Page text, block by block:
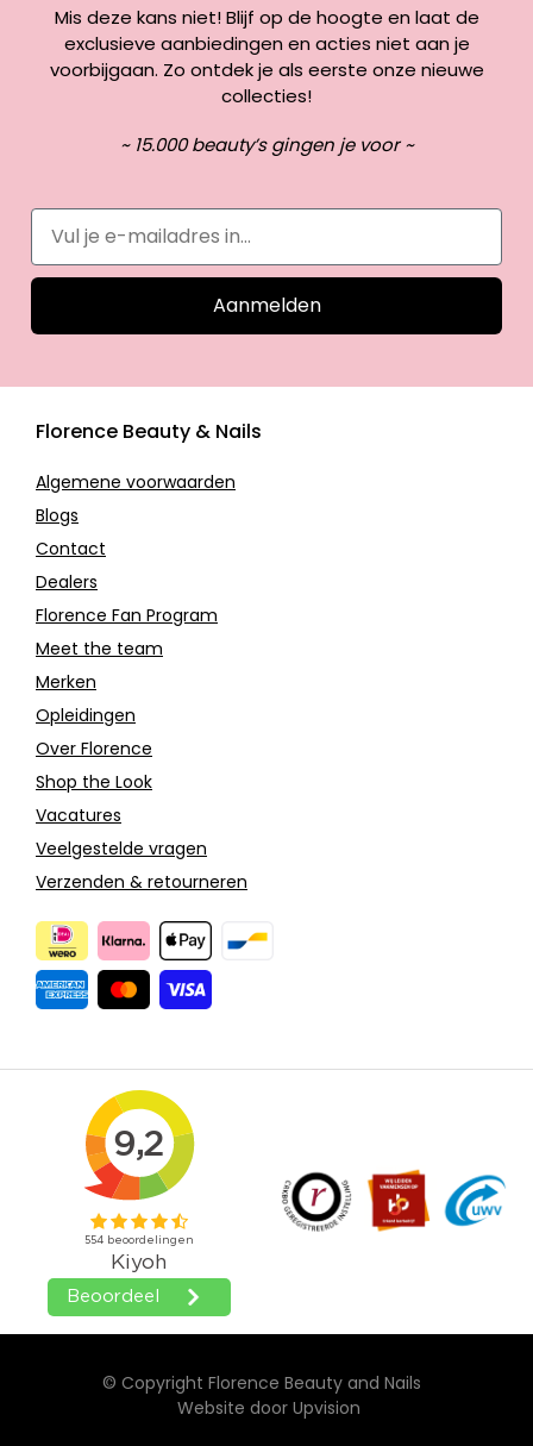
Mis deze kans niet! Blijf op de hoogte en laat de
exclusieve aanbiedingen en acties niet aan je
voorbijgaan. Zo ontdek je als eerste onze nieuwe
collecties!
~ 15.000 beauty’s gingen je voor ~
Aanmelden
Florence Beauty & Nails
Algemene voorwaarden
Blogs
Contact
Dealers
Florence Fan Program
Meet the team
Merken
Opleidingen
Over Florence
Shop the Look
Vacatures
Veelgestelde vragen
Verzenden & retourneren
© Copyright Florence Beauty and Nails
Website door Upvision